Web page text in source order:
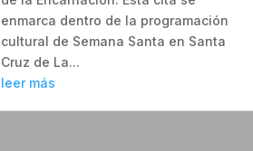
enmarca dentro de la programación
cultural de Semana Santa en Santa
Cruz de La...
leer más